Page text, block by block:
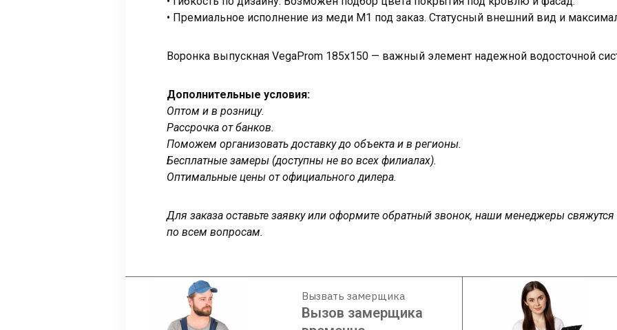
• Премиальное исполнение из меди М1 под заказ. Статусный внешний вид и
Воронка выпускная VegaProm 185х150 — важный элемент надежной водосточной
Дополнительные условия:
Оптом и в розницу.
Рассрочка от банков.
Поможем организовать доставку до объекта и в регионы.
Бесплатные замеры (доступны не во всех филиалах).
Оптимальные цены от официального дилера.
Для заказа оставьте заявку или оформите обратный звонок, наши менеджеры
по всем вопросам.
Вызвать замерщика
Вызов замерщика